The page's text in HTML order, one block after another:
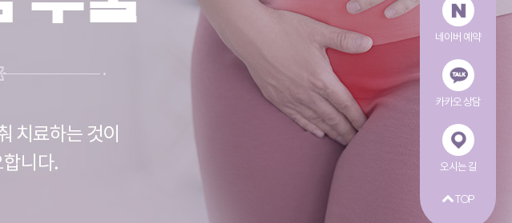
네이버 예약
카카오 상담
오시는 길
TOP